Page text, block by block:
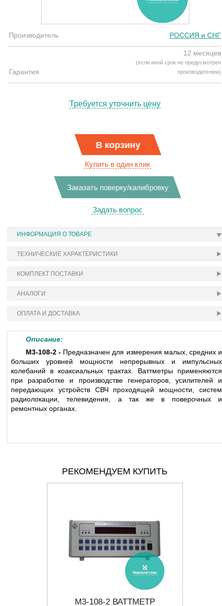
Производитель РОССИЯ и СНГ
Гарантия
12 месяцев
(если иной срок не предусмотрен
производителем)
Требуется уточнить цену
В корзину
Купить в один клик
Заказать поверку/калибровку
Задать вопрос
ИНФОРМАЦИЯ О ТОВАРЕ
ТЕХНИЧЕСКИЕ ХАРАКТЕРИСТИКИ
КОМПЛЕКТ ПОСТАВКИ
АНАЛОГИ
ОПЛАТА И ДОСТАВКА
Описание:
М3-108-2 - Предназначен для измерения малых, средних и
больших уровней мощности непрерывных и импульсных
колебаний в коаксиальных трактах. Ваттметры применяются
при разработке и производстве генераторов, усилителей и
передающих устройств СВЧ проходящей мощности, систем
радиолокации, телевидения, а так же в поверочных и
ремонтных органах.
РЕКОМЕНДУЕМ КУПИТЬ
М3-108-2 ВАТТМЕТР